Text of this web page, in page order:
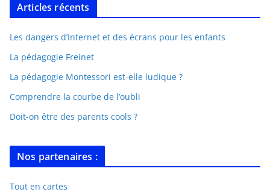
Articles récents
Les dangers d’Internet et des écrans pour les enfants
La pédagogie Freinet
La pédagogie Montessori est-elle ludique ?
Comprendre la courbe de l’oubli
Doit-on être des parents cools ?
Nos partenaires :
Tout en cartes